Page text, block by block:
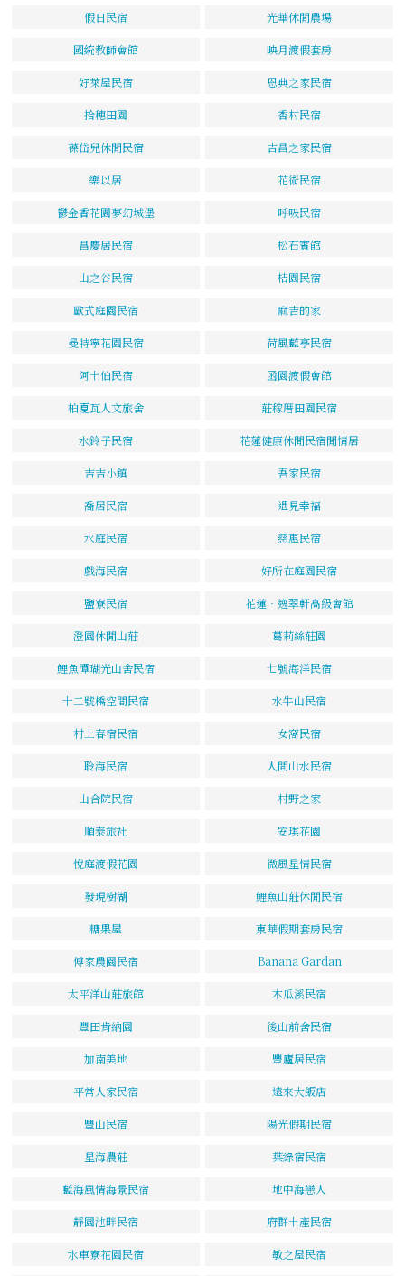
假日民宿 光華休閒農場
國統教師會館 映月渡假套房
好萊屋民宿 恩典之家民宿
拾穗田園 香村民宿
葆岱兒休閒民宿 吉昌之家民宿
樂以居 花術民宿
鬱金香花園夢幻城堡 呼吸民宿
昌慶居民宿 松石賓館
山之谷民宿 桔園民宿
歐式庭園民宿 麻吉的家
曼特寧花園民宿 荷風藍亭民宿
阿土伯民宿 函園渡假會館
柏夏瓦人文旅舍 莊稼厝田園民宿
水鈴子民宿 花蓮健康休閒民宿閒情居
吉吉小鎮 吾家民宿
喬居民宿 遇見幸福
水庭民宿 慈惠民宿
戲海民宿 好所在庭園民宿
鹽寮民宿 花蓮‧逸翠軒高級會館
澄園休閒山莊 葛莉絲莊園
鯉魚潭瑚光山舍民宿 七號海洋民宿
十二號橋空間民宿 水牛山民宿
村上春宿民宿 女窩民宿
聆海民宿 人間山水民宿
山合院民宿 村野之家
順泰旅社 安琪花園
悅庭渡假花園 微風星情民宿
發現樹湖 鯉魚山莊休閒民宿
糖果屋 東華假期套房民宿
傅家農園民宿 Banana Gardan
太平洋山莊旅館 木瓜溪民宿
豐田肯納園 後山前舍民宿
加南美地 豐廬居民宿
平常人家民宿 遠來大飯店
豐山民宿 陽光假期民宿
星海農莊 葉綠宿民宿
藍海風情海景民宿 地中海戀人
靜園池畔民宿 府群土產民宿
水車寮花園民宿 敏之屋民宿